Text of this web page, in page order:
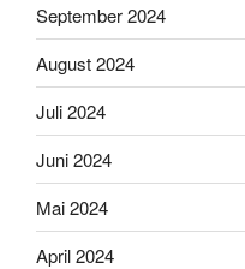
September 2024
August 2024
Juli 2024
Juni 2024
Mai 2024
April 2024